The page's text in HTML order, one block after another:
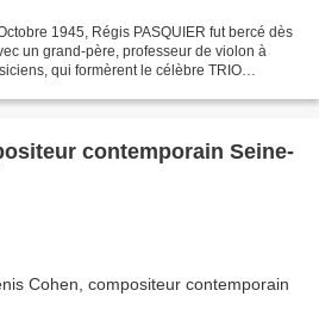
1945, Régis PASQUIER fut bercé dès
un grand-père, professeur de violon à
qui formèrent le célèbre TRIO
contemporain Seine-